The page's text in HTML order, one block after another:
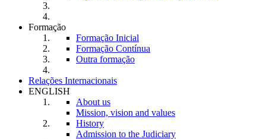
Formação
Formação Inicial
Formação Contínua
Outra formação
Relações Internacionais
ENGLISH
About us
Mission, vision and values
History
Admission to the Judiciary